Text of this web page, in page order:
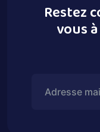
Restez
vous